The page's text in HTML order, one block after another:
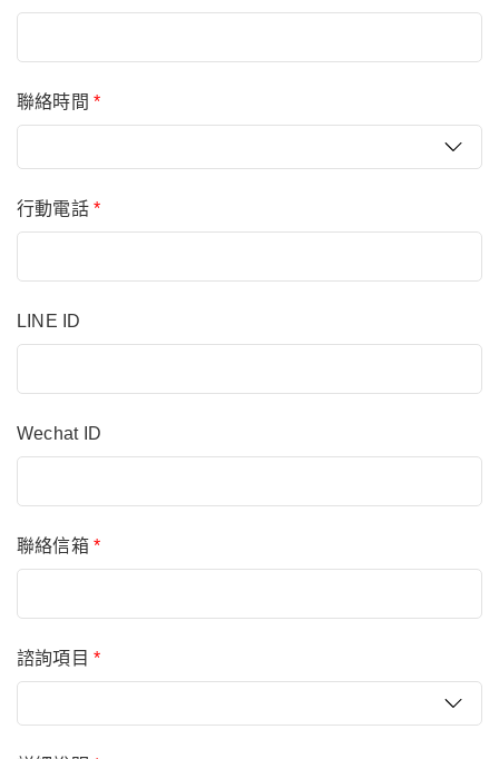
聯絡時間*
行動電話*
LINE ID
Wechat ID
聯絡信箱*
諮詢項目*